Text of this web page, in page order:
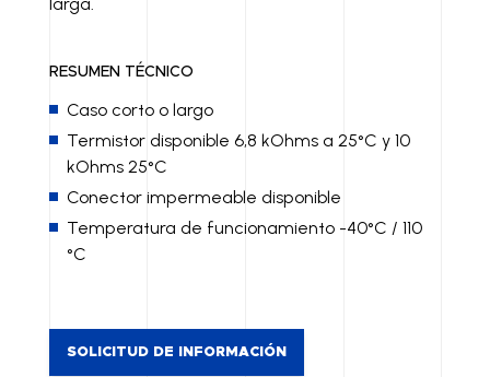
RESUMEN TÉCNICO
Caso corto o largo
Termistor disponible 6,8 kOhms a 25°C y 10
kOhms 25°C
Conector impermeable disponible
Temperatura de funcionamiento -40°C / 110
°C
SOLICITUD DE INFORMACIÓN